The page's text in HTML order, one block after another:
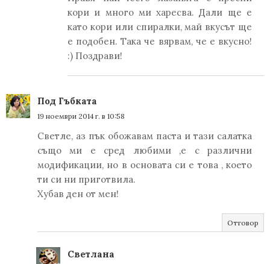
кори и много ми харесва. Дали ще е
като кори или спиралки, май вкусът ще
е подобен. Така че вярвам, че е вкусно!
:) Поздрави!
Под Гъбката
19 ноември 2014 г. в 10:58
Светле, аз пък обожавам паста и тази салатка
също ми е сред любими ,е с различни
модификации, но в основата си е това , което
ти си ни приготвила.
Хубав ден от мен!
Отговор
Светлана